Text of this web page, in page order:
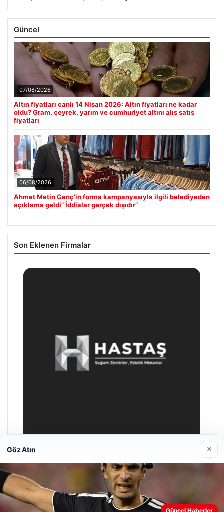
Güncel
07/08/2026
Altın fiyatları canlı 14 Nisan 2026: Altın fiyatları ne kadar
oldu? Gram, çeyrek, yarım ve cumhuriyet altını alış satış
fiyatları
06/08/2026
Ahmet Metin Genç’in forma kampanyasıyla ilgili belediyeden
açıklama geldi” İddialar gerçek dışıdır”
Son Eklenen Firmalar
Prenses Night Club
29/04/2026
Göz Atın ×